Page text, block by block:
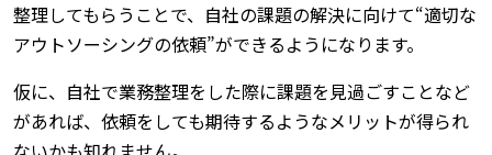
整理してもらうことで、自社の課題の解決に向けて“適切な
アウトソーシングの依頼”ができるようになります。
仮に、自社で業務整理をした際に課題を見過ごすことなど
があれば、依頼をしても期待するようなメリットが得られ